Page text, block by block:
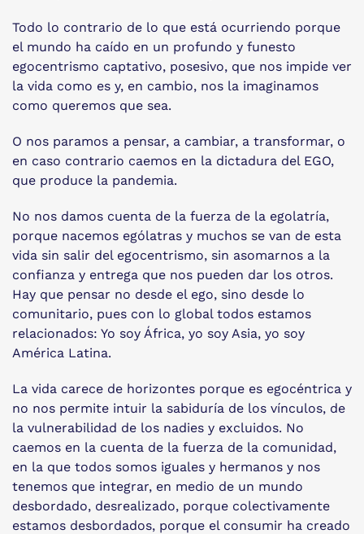
Todo lo contrario de lo que está ocurriendo porque
el mundo ha caído en un profundo y funesto
egocentrismo captativo, posesivo, que nos impide ver
la vida como es y, en cambio, nos la imaginamos
como queremos que sea.
O nos paramos a pensar, a cambiar, a transformar, o
en caso contrario caemos en la dictadura del EGO,
que produce la pandemia.
No nos damos cuenta de la fuerza de la egolatría,
porque nacemos ególatras y muchos se van de esta
vida sin salir del egocentrismo, sin asomarnos a la
confianza y entrega que nos pueden dar los otros.
Hay que pensar no desde el ego, sino desde lo
comunitario, pues con lo global todos estamos
relacionados: Yo soy África, yo soy Asia, yo soy
América Latina.
La vida carece de horizontes porque es egocéntrica y
no nos permite intuir la sabiduría de los vínculos, de
la vulnerabilidad de los nadies y excluidos. No
caemos en la cuenta de la fuerza de la comunidad,
en la que todos somos iguales y hermanos y nos
tenemos que integrar, en medio de un mundo
desbordado, desrealizado, porque colectivamente
estamos desbordados, porque el consumir ha creado